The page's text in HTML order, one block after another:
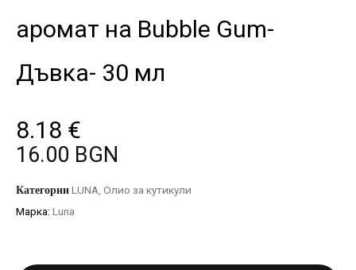
аромат на Bubble Gum-
Дъвка- 30 мл
8.18 €
16.00 BGN
КатегорииLUNA Олио за кутикули
Марка: Luna